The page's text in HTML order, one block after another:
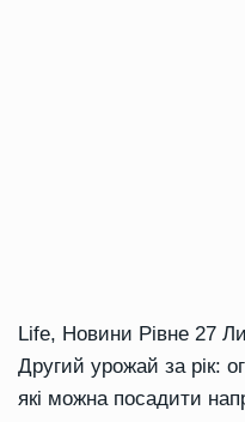
Life, Новини Рівне 27
Другий урожай за рік:
які можна посадити